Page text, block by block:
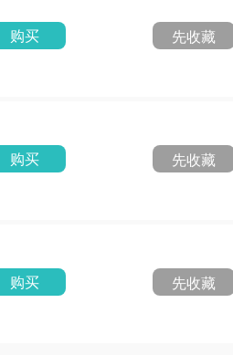
购买 先收藏
购买 先收藏
购买 先收藏